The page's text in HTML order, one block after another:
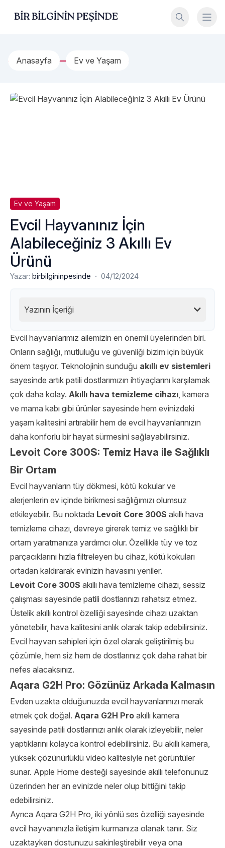
Bir Bilginin Peşinde!
Anasayfa Ev ve Yaşam
Ev ve Yaşam
Evcil Hayvanınız İçin
Alabileceğiniz 3 Akıllı Ev
Ürünü
Yazar: birbilgininpesinde · 04/12/2024
Yazının İçeriği
Evcil hayvanlarımız ailemizin en önemli üyelerinden biri.
Onların sağlığı, mutluluğu ve güvenliği bizim için büyük
önem taşıyor. Teknolojinin sunduğu akıllı ev sistemleri
sayesinde artık patili dostlarımızın ihtiyaçlarını karşılamak
çok daha kolay. Akıllı hava temizleme cihazı, kamera
ve mama kabı gibi ürünler sayesinde hem evinizdeki
yaşam kalitesini artırabilir hem de evcil hayvanlarınızın
daha konforlu bir hayat sürmesini sağlayabilirsiniz.
Levoit Core 300S: Temiz Hava ile Sağlıklı
Bir Ortam
Evcil hayvanların tüy dökmesi, kötü kokular ve
alerjenlerin ev içinde birikmesi sağlığımızı olumsuz
etkileyebilir. Bu noktada Levoit Core 300S akıllı hava
temizleme cihazı, devreye girerek temiz ve sağlıklı bir
ortam yaratmanıza yardımcı olur. Özellikle tüy ve toz
parçacıklarını hızla filtreleyen bu cihaz, kötü kokuları
ortadan kaldırarak evinizin havasını yeniler.
Levoit Core 300S akıllı hava temizleme cihazı, sessiz
çalışması sayesinde patili dostlarınızı rahatsız etmez.
Üstelik akıllı kontrol özelliği sayesinde cihazı uzaktan
yönetebilir, hava kalitesini anlık olarak takip edebilirsiniz.
Evcil hayvan sahipleri için özel olarak geliştirilmiş bu
çözümle, hem siz hem de dostlarınız çok daha rahat bir
nefes alacaksınız.
Aqara G2H Pro: Gözünüz Arkada Kalmasın
Evden uzakta olduğunuzda evcil hayvanlarınızı merak
etmek çok doğal. Aqara G2H Pro akıllı kamera
sayesinde patili dostlarınızı anlık olarak izleyebilir, neler
yaptıklarını kolayca kontrol edebilirsiniz. Bu akıllı kamera,
yüksek çözünürlüklü video kalitesiyle net görüntüler
sunar. Apple Home desteği sayesinde akıllı telefonunuz
üzerinden her an evinizde neler olup bittiğini takip
edebilirsiniz.
Ayrıca Aqara G2H Pro, iki yönlü ses özelliği sayesinde
evcil hayvanınızla iletişim kurmanıza olanak tanır. Siz
uzaktayken dostunuzu sakinleştirebilir veya ona